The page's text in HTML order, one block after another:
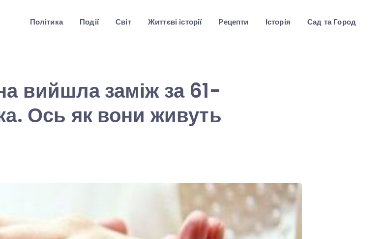
Політика Події Світ Життєві історії Рецепти Історія Сад та Город
вийшла заміж за 61-
Ось як вони живуть